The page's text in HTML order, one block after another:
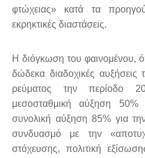
φτώχειας» κατά τα
εκρηκτικές διαστάσεις.
Η διόγκωση του φαινομένου,
δώδεκα διαδοχικές αυξήσεις
ρεύματος την περίοδο
μεσοσταθμική αύξηση 50%
συνολική αύξηση 85% για
συνδυασμό με την
στόχευσης, πολιτική